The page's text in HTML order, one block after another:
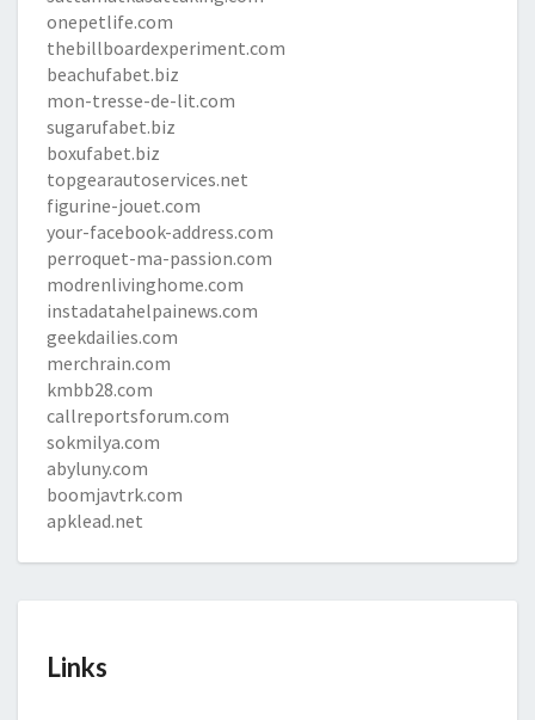
onepetlife.com
thebillboardexperiment.com
beachufabet.biz
mon-tresse-de-lit.com
sugarufabet.biz
boxufabet.biz
topgearautoservices.net
figurine-jouet.com
your-facebook-address.com
perroquet-ma-passion.com
modrenlivinghome.com
instadatahelpainews.com
geekdailies.com
merchrain.com
kmbb28.com
callreportsforum.com
sokmilya.com
abyluny.com
boomjavtrk.com
apklead.net
Links